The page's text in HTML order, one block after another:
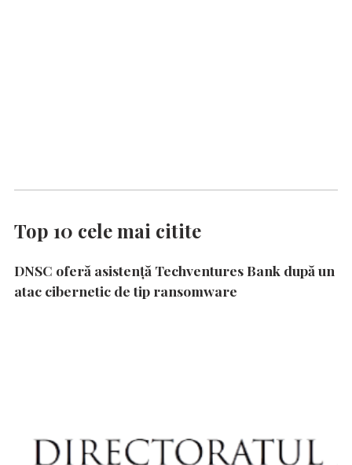
Top 10 cele mai citite
DNSC oferă asistență Techventures Bank după un
atac cibernetic de tip ransomware